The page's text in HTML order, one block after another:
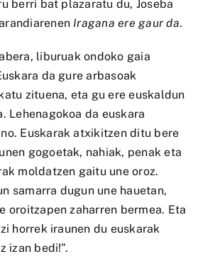
berri bat plazaratu du, Joseba
Iragana ere gaur da.
liburuak ondoko gaia
da gure arbasoak
zituena, eta gu ere euskaldun
Lehenagokoa da euskara
Euskarak atxikitzen ditu bere
gogoetak, nahiak, penak eta
moldatzen gaitu une oroz.
samarra dugun une hauetan,
oroitzapen zaharren bermea. Eta
horrek iraunen du euskarak
izan bedi!”.